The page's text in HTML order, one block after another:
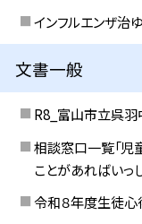
インフルエンザ治
文書一般
R8_富山市立呉羽
相談窓口一覧「児
ことがあればいっ
令和８年度生徒心